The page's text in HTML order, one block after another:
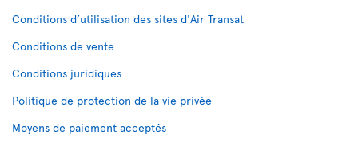
Conditions d’utilisation des sites d'Air Transat
Conditions de vente
Conditions juridiques
Politique de protection de la vie privée
Moyens de paiement acceptés